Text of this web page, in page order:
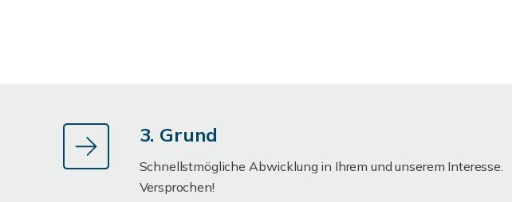
3. Grund
Schnellstmögliche Abwicklung in Ihrem und unserem Interesse.
Versprochen!